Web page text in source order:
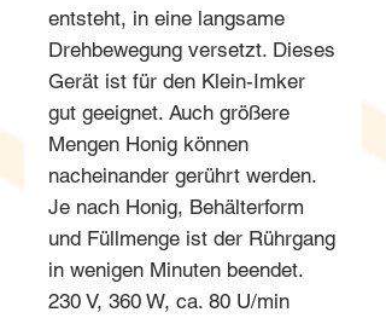
entsteht, in eine langsame
Drehbewegung versetzt. Dieses
Gerät ist für den Klein-Imker
gut geeignet. Auch größere
Mengen Honig können
nacheinander gerührt werden.
Je nach Honig, Behälterform
und Füllmenge ist der Rührgang
in wenigen Minuten beendet.
230 V, 360 W, ca. 80 U/min